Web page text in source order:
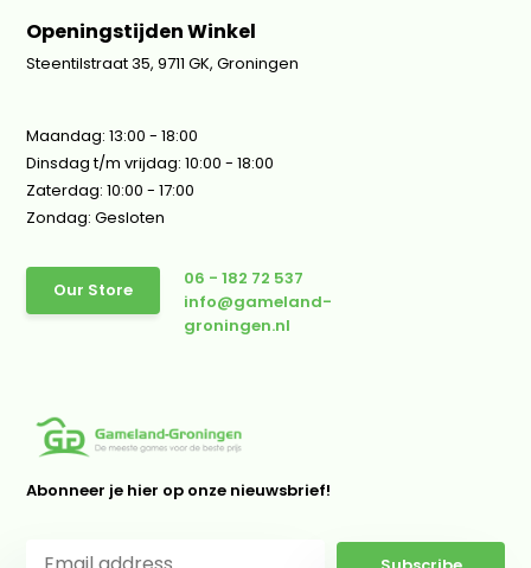
Openingstijden Winkel
Steentilstraat 35, 9711 GK, Groningen
Maandag: 13:00 - 18:00
Dinsdag t/m vrijdag: 10:00 - 18:00
Zaterdag: 10:00 - 17:00
Zondag: Gesloten
Our Store
06 - 182 72 537
info@gameland-
groningen.nl
Abonneer je hier op onze nieuwsbrief!